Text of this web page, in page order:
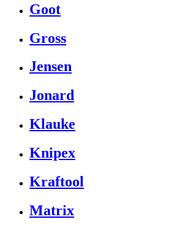
Goot
Gross
Jensen
Jonard
Klauke
Knipex
Kraftool
Matrix